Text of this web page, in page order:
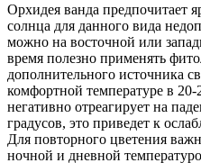
Орхидея ванда предпочитает
солнца для данного вида
можно на восточной или
время полезно применять
дополнительного источника
комфортной температуре в 20-
негативно отреагирует на
градусов, это приведет к
Для повторного цветения
ночной и дневной